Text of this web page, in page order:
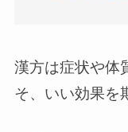
漢方は症状や体
そ、いい効果を